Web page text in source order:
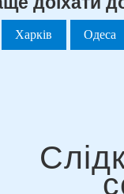
Харків Одеса